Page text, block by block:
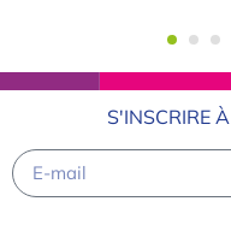
S'INSCRIRE